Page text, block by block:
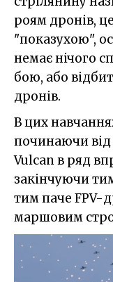
роям дронів,
"показухою",
немає нічого
бою, або
дронів.
В цих
починаючи від
Vulcan в ряд
закінчуючи
тим паче FPV-
маршовим